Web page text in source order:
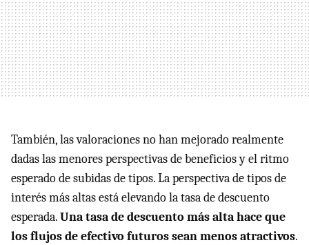
También, las valoraciones no han mejorado realmente
dadas las menores perspectivas de beneficios y el ritmo
esperado de subidas de tipos. La perspectiva de tipos de
interés más altas está elevando la tasa de descuento
esperada.Una tasa de descuento más alta hace que
los flujos de efectivo futuros sean menos atractivos.